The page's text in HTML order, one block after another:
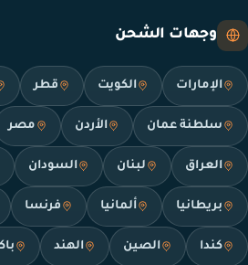
وجهات الشحن
الإمارات الكويت قطر
سلطنة عمان الأردن مصر
العراق لبنان السودان
بريطانيا ألمانيا فرنسا
كندا الصين الهند